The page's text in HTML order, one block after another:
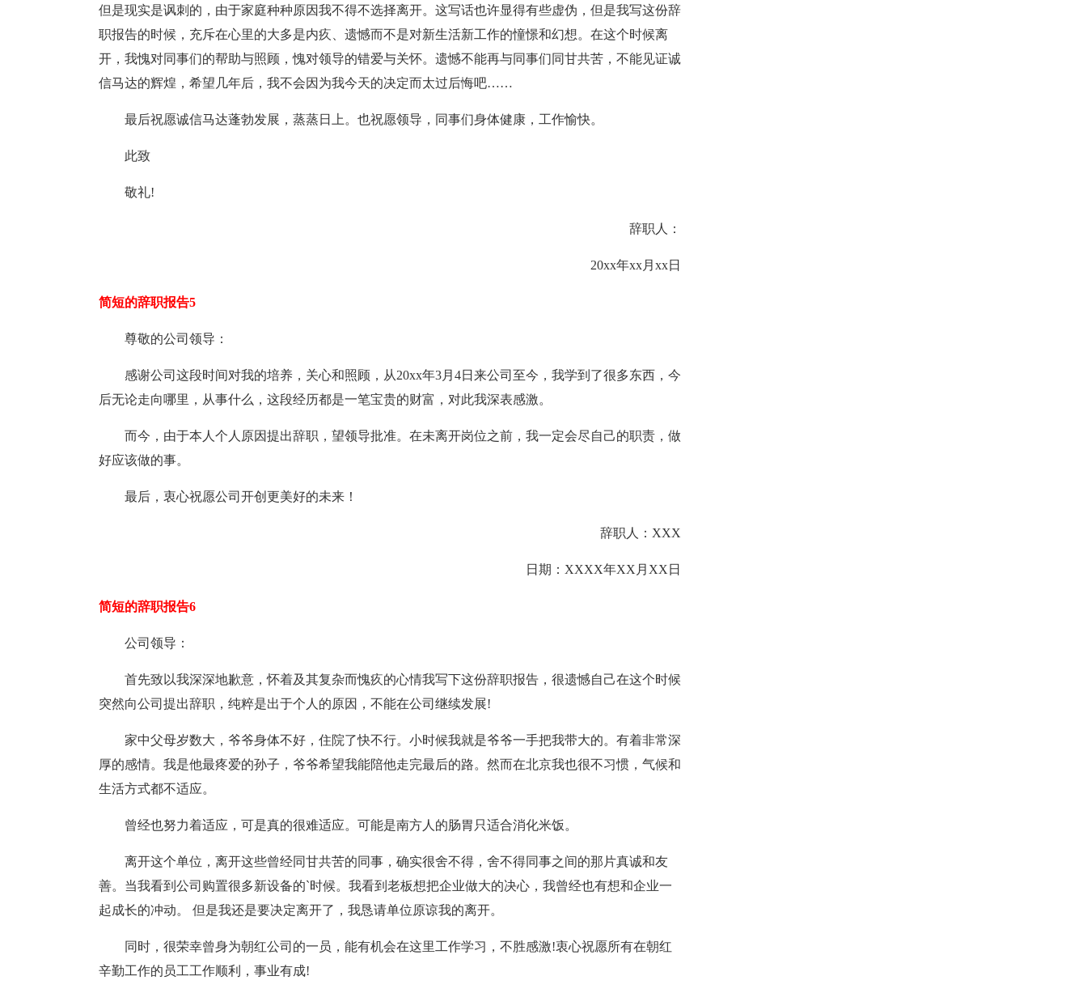
但是现实是讽刺的，由于家庭种种原因我不得不选择离开。这写话也许显得有些虚伪，但是我写这份辞
职报告的时候，充斥在心里的大多是内疚、遗憾而不是对新生活新工作的憧憬和幻想。在这个时候离
开，我愧对同事们的帮助与照顾，愧对领导的错爱与关怀。遗憾不能再与同事们同甘共苦，不能见证诚
信马达的辉煌，希望几年后，我不会因为我今天的决定而太过后悔吧……
最后祝愿诚信马达蓬勃发展，蒸蒸日上。也祝愿领导，同事们身体健康，工作愉快。
此致
敬礼!
辞职人：
20xx年xx月xx日
简短的辞职报告5
尊敬的公司领导：
感谢公司这段时间对我的培养，关心和照顾，从20xx年3月4日来公司至今，我学到了很多东西，今
后无论走向哪里，从事什么，这段经历都是一笔宝贵的财富，对此我深表感激。
而今，由于本人个人原因提出辞职，望领导批准。在未离开岗位之前，我一定会尽自己的职责，做
好应该做的事。
最后，衷心祝愿公司开创更美好的未来！
辞职人：XXX
日期：XXXX年XX月XX日
简短的辞职报告6
公司领导：
首先致以我深深地歉意，怀着及其复杂而愧疚的心情我写下这份辞职报告，很遗憾自己在这个时候
突然向公司提出辞职，纯粹是出于个人的原因，不能在公司继续发展!
家中父母岁数大，爷爷身体不好，住院了快不行。小时候我就是爷爷一手把我带大的。有着非常深
厚的感情。我是他最疼爱的孙子，爷爷希望我能陪他走完最后的路。然而在北京我也很不习惯，气候和
生活方式都不适应。
曾经也努力着适应，可是真的很难适应。可能是南方人的肠胃只适合消化米饭。
离开这个单位，离开这些曾经同甘共苦的同事，确实很舍不得，舍不得同事之间的那片真诚和友
善。当我看到公司购置很多新设备的`时候。我看到老板想把企业做大的决心，我曾经也有想和企业一
起成长的冲动。 但是我还是要决定离开了，我恳请单位原谅我的离开。
同时，很荣幸曾身为朝红公司的一员，能有机会在这里工作学习，不胜感激!衷心祝愿所有在朝红
辛勤工作的员工工作顺利，事业有成!